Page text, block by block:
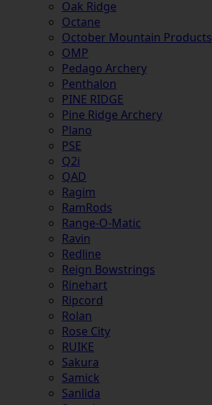
Oak Ridge
Octane
October Mountain Products
OMP
Pedago Archery
Penthalon
PINE RIDGE
Pine Ridge Archery
Plano
PSE
Q2i
QAD
Ragim
RamRods
Range-O-Matic
Ravin
Redline
Reign Bowstrings
Rinehart
Ripcord
Rolan
Rose City
RUIKE
Sakura
Samick
Sanlida